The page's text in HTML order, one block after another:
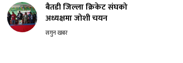
बैतडी जिल्ला क्रिकेट संघको
अध्यक्षमा जोशी चयन
सगुन खबर